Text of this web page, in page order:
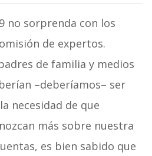
no sorprenda con los
de expertos.
de familia y medios
–deberíamos– ser
necesidad de que
más sobre nuestra
es bien sabido que